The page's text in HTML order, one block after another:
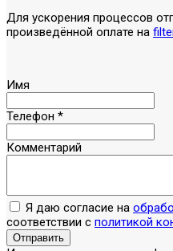
Для ускорения процессов
произведённой оплате на
Имя
Телефон *
Комментарий
Я даю согласие на
соответствии с политикой
Отправить